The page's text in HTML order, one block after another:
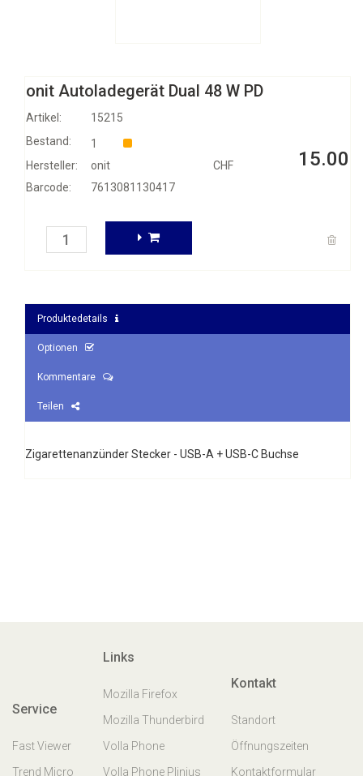
onit Autoladegerät Dual 48 W PD
Artikel: 15215
CHF 15.00
Bestand:
1
Hersteller:
onit
Barcode:
7613081130417
Produktedetails
Optionen
Kommentare
Teilen
Zigarettenanzünder Stecker - USB-A + USB-C Buchse
Service
Fast Viewer
Trend Micro
Links
Mozilla Firefox
Mozilla Thunderbird
Volla Phone
Volla Phone Plinius
Kontakt
Standort
Öffnungszeiten
Kontaktformular